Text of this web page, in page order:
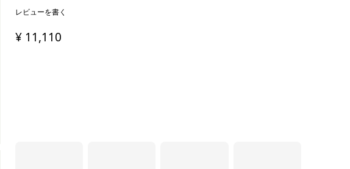
レビューを書く
¥ 11,110